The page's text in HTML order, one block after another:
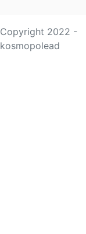
Copyright 2022 -
kosmopolead